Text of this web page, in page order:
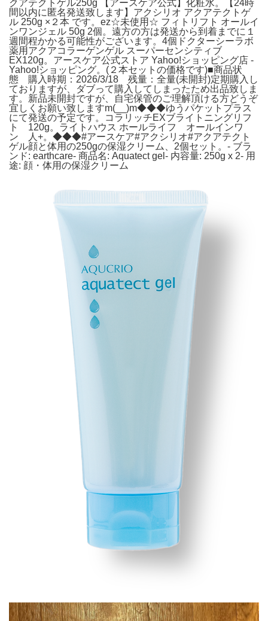
クアテクトゲル250g 【アースケア公式】化粧水。【24時
間以内に匿名発送致します】アクシリオ アクアテクトゲ
ル 250g ×２本 です。ez☆未使用☆ フィトリフト オールイ
ンワンジェル 50g 2個。遠方の方は発送から到着までに１
週間程かかる可能性がございます。4個ドクターシーラボ
薬用アクアコラーゲンゲル スーパーセンシティブ
EX120g。アースケア公式ストア Yahoo!ショッピング店 -
Yahoo!ショッピング。(２本セットの価格です)■商品状
態 購入時期：2026/3/18 残量：全量(未開封)定期購入し
ておりますが、ダブって購入してしまったため出品致しま
す。新品未開封ですが、自宅保管のご理解頂ける方どうぞ
宜しくお願い致しますm(__)m◆◆◆ゆうパケットプラス
にて発送の予定です。コラリッチEXブライトニングリフ
ト 120g。ライトハウス ホールライフ オールインワ
ン 人+。◆◆◆#アースケア#アクシリオ#アクアテクト
ゲル顔と体用の250gの保湿クリーム、2個セット。- ブラ
ンド: earthcare- 商品名: Aquatect gel- 内容量: 250g x 2- 用
途: 顔・体用の保湿クリーム